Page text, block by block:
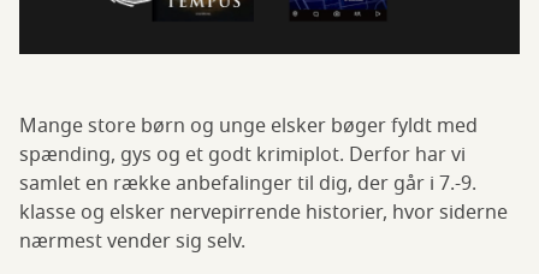
Mange store børn og unge elsker bøger fyldt med
spænding, gys og et godt krimiplot. Derfor har vi
samlet en række anbefalinger til dig, der går i 7.-9.
klasse og elsker nervepirrende historier, hvor siderne
nærmest vender sig selv.